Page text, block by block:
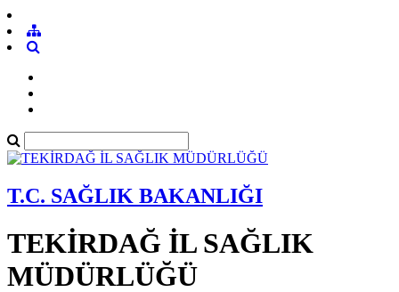
T.C. SAĞLIK BAKANLIĞI
TEKİRDAĞ İL SAĞLIK
MÜDÜRLÜĞÜ